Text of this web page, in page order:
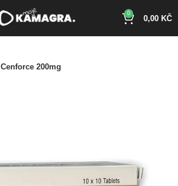
0
0,00 KČ
Cenforce 200mg